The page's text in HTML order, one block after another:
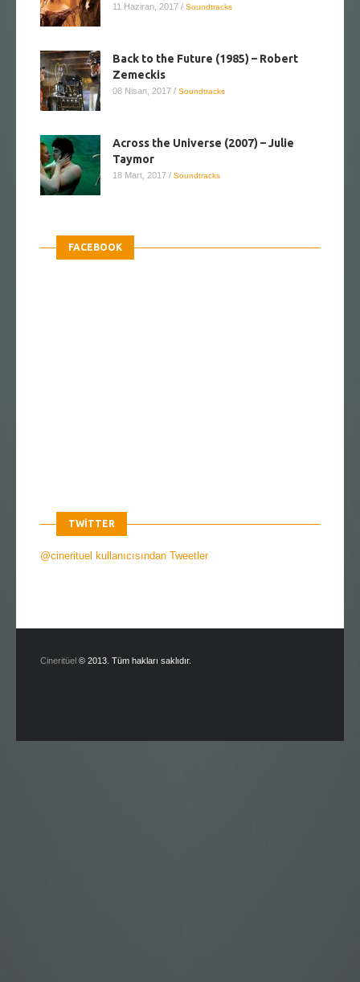
11 Haziran, 2017 / Soundtracks
Back to the Future (1985) – Robert
Zemeckis
08 Nisan, 2017 / Soundtracks
Across the Universe (2007) – Julie
Taymor
18 Mart, 2017 / Soundtracks
FACEBOOK
TWITTER
@cinerituel kullanıcısından Tweetler
Cineritüel © 2013. Tüm hakları saklıdır.